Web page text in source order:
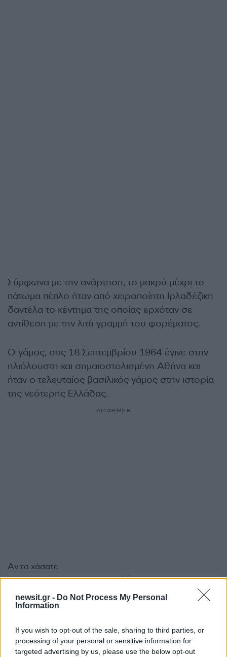
newsit.gr - Do Not Process My Personal
Information
If you wish to opt-out of the sale, sharing to third parties, or
processing of your personal or sensitive information for
targeted advertising by us, please use the below opt-out
Σύμφωνα με την ανάρτηση, το μακρύ μέχρι το
πάτωμα πέπλο ήταν από χειροποίητη Ιρλαδέζικη
δαντέλα το κέντημα της οποίας ερχόταν σε
αντίθεση με την λιτή γραμμή του φορέματος.
Ο γάμος, στις 18 Σεπτεμβρίου 1964 έγινε στην
ηλιόλουστη και σημαιοστολισμένη Αθήνα και
ήταν ο τελευταίος βασιλικός γάμος στην ιστορία
της νεότερης Ελλάδας.
ΔΙΑΦΗΜΙΣΗ
Αν τα χάσατε